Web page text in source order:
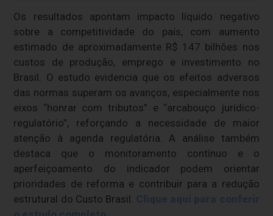
Os resultados apontam impacto líquido negativo
sobre a competitividade do país, com aumento
estimado de aproximadamente R$ 147 bilhões nos
custos de produção, emprego e investimento no
Brasil. O estudo evidencia que os efeitos adversos
das normas superam os avanços, especialmente nos
eixos “honrar com tributos” e “arcabouço jurídico-
regulatório”, reforçando a necessidade de maior
atenção à agenda regulatória. A análise também
destaca que o monitoramento contínuo e o
aperfeiçoamento do indicador podem orientar
prioridades de reforma e contribuir para a redução
estrutural do Custo Brasil.